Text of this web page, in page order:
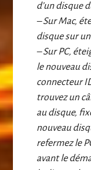
d’un disque
– Sur Mac,
disque sur
– Sur PC,
le nouveau
connecteur
trouvez un
au disque,
nouveau
refermez le
avant le